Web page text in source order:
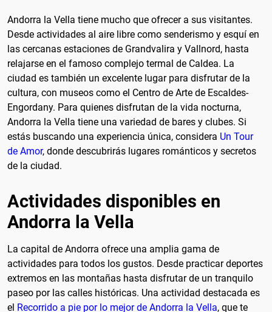
Andorra la Vella tiene mucho que ofrecer a sus visitantes.
Desde actividades al aire libre como senderismo y esquí en
las cercanas estaciones de Grandvalira y Vallnord, hasta
relajarse en el famoso complejo termal de Caldea. La
ciudad es también un excelente lugar para disfrutar de la
cultura, con museos como el Centro de Arte de Escaldes-
Engordany. Para quienes disfrutan de la vida nocturna,
Andorra la Vella tiene una variedad de bares y clubes. Si
estás buscando una experiencia única, considera Un Tour
de Amor, donde descubrirás lugares románticos y secretos
de la ciudad.
Actividades disponibles en
Andorra la Vella
La capital de Andorra ofrece una amplia gama de
actividades para todos los gustos. Desde practicar deportes
extremos en las montañas hasta disfrutar de un tranquilo
paseo por las calles históricas. Una actividad destacada es
el Recorrido a pie por lo mejor de Andorra la Vella, que te